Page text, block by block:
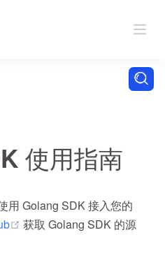
使用指南
用 Golang SDK 接入您的
(opens new window)
获取 Golang SDK 的源